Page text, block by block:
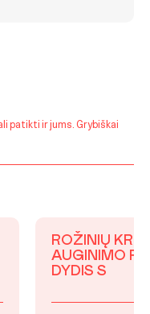
patikti ir jums. Grybiškai
ROŽINIŲ
AUGINIMO
DYDIS S